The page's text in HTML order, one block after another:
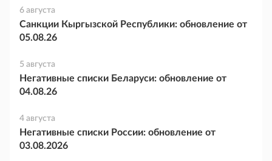
6 августа
Санкции Кыргызской Республики: обновление от
05.08.26
5 августа
Негативные списки Беларуси: обновление от
04.08.26
4 августа
Негативные списки России: обновление от
03.08.2026